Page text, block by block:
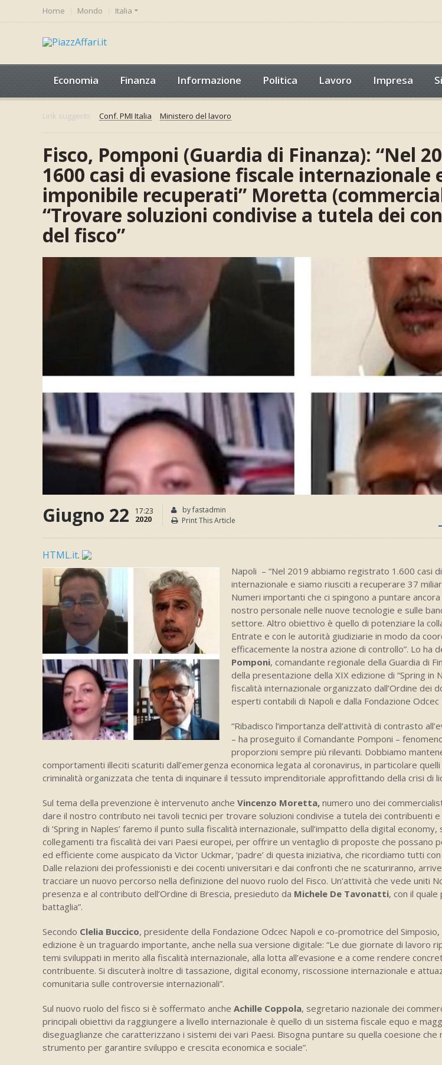
Home Mondo Italia
Economia Finanza Informazione Politica Lavoro Impresa
Link suggeriti: Conf. PMI Italia Ministero del lavoro
Fisco, Pomponi (Guardia di Finanza): “Nel
1600 casi di evasione fiscale internazionale
imponibile recuperati” Moretta
“Trovare soluzioni condivise a tutela dei
del fisco”
Giugno 22 17:23
2020
by fastadmin
Print This Article
HTML.it.
Napoli – “Nel 2019 abbiamo registrato 1.600 casi
internazionale e siamo riusciti a recuperare 37
Numeri importanti che ci spingono a puntare
nostro personale nelle nuove tecnologie e sulle
settore. Altro obiettivo è quello di potenziare la
Entrate e con le autorità giudiziarie in modo da
efficacemente la nostra azione di controllo”. Lo ha
Pomponi, comandante regionale della Guardia di
della presentazione della XIX edizione di “Spring in
fiscalità internazionale organizzato dall’Ordine dei
esperti contabili di Napoli e dalla Fondazione Odcec
“Ribadisco l’importanza dell’attività di contrasto
– ha proseguito il Comandante Pomponi –
proporzioni sempre più rilevanti. Dobbiamo
comportamenti illeciti scaturiti dall’emergenza economica legata al coronavirus, in particolare
criminalità organizzata che tenta di inquinare il tessuto imprenditoriale approfittando della crisi di
Sul tema della prevenzione è intervenuto anche Vincenzo Moretta, numero uno dei
dare il nostro contributo nei tavoli tecnici per trovare soluzioni condivise a tutela dei contribuenti
di ‘Spring in Naples’ faremo il punto sulla fiscalità internazionale, sull’impatto della digital
collegamenti tra fiscalità dei vari Paesi europei, per offrire un ventaglio di proposte che possano
ed efficiente come auspicato da Victor Uckmar, ‘padre’ di questa iniziativa, che ricordiamo tutti
Dalle relazioni dei professionisti e dei cocenti universitari e dai confronti che ne scaturiranno,
tracciare un nuovo percorso nella definizione del nuovo ruolo del Fisco. Un’attività che vede uniti
presenza e al contributo dell’Ordine di Brescia, presieduto da Michele De Tavonatti, con il
battaglia”.
Secondo Clelia Buccico, presidente della Fondazione Odcec Napoli e co-promotrice del
edizione è un traguardo importante, anche nella sua versione digitale: “Le due giornate di lavoro
temi sviluppati in merito alla fiscalità internazionale, alla lotta all’evasione e a come rendere
contribuente. Si discuterà inoltre di tassazione, digital economy, riscossione internazionale e
comunitaria sulle controversie internazionali”.
Sul nuovo ruolo del fisco si è soffermato anche Achille Coppola, segretario nazionale dei
principali obiettivi da raggiungere a livello internazionale è quello di un sistema fiscale equo e
diseguaglianze che caratterizzano i sistemi dei vari Paesi. Bisogna puntare su quella coesione che
strumento per garantire sviluppo e crescita economica e sociale”.